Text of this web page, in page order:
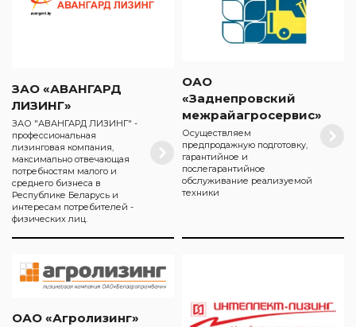
ЗАО «АВАНГАРД
ЛИЗИНГ»
ЗАО "АВАНГАРД ЛИЗИНГ" -
профессиональная
лизинговая компания,
максимально отвечающая
потребностям малого и
среднего бизнеса в
Республике Беларусь и
интересам потребителей -
физических лиц.
ОАО
«Заднепровский
межрайагросервис»
Осуществляем
предпродажную подготовку,
гарантийное и
послегарантийное
обслуживание реализуемой
техники
ОАО «Агролизинг»